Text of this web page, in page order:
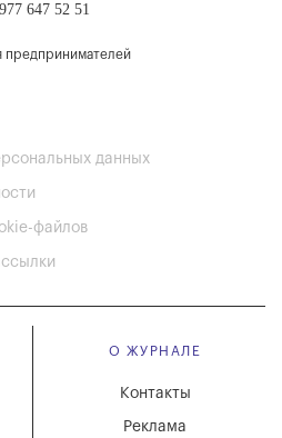
647 52 51
предпринимателей
данных
файлов
О ЖУРНАЛЕ
Реклама
Контакты